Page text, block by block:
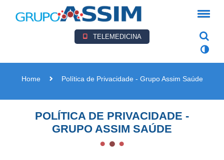
TELEMEDICINA
Home Política de Privacidade - Grupo Assim Saúde
POLÍTICA DE PRIVACIDADE -
GRUPO ASSIM SAÚDE